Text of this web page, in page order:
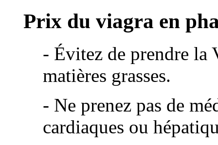
Prix du viagra en
- Évitez de prendre la
matières grasses.
- Ne prenez pas de
cardiaques ou